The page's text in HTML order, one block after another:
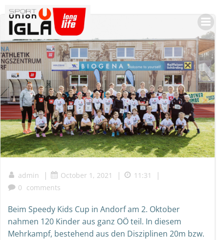
admin | October 1, 2021 | 11:31 |
0 comments
Beim Speedy Kids Cup in Andorf am 2. Oktober
nahmen 120 Kinder aus ganz OÖ teil. In diesem
Mehrkampf, bestehend aus den Disziplinen 20m bzw.